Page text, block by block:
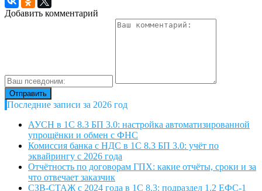
Добавить комментарий
Последние записи за 2026 год
АУСН в 1С 8.3 БП 3.0: настройка автоматизированной
упрощёнки и обмен с ФНС
Комиссия банка с НДС в 1С 8.3 БП 3.0: учёт по
эквайрингу с 2026 года
Отчётность по договорам ГПХ: какие отчёты, сроки и за
что отвечает заказчик
СЗВ-СТАЖ с 2024 года в 1С 8.3: подраздел 1.2 ЕФС-1